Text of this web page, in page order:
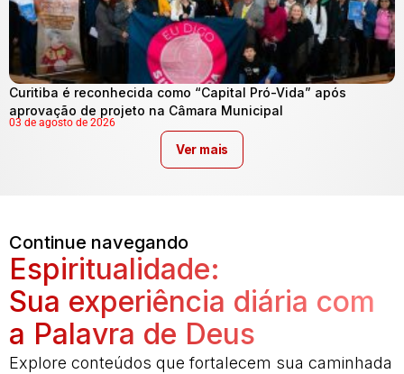
Curitiba é reconhecida como “Capital Pró-Vida” após
aprovação de projeto na Câmara Municipal
03 de agosto de 2026
Ver mais
Continue navegando
Espiritualidade:
Sua experiência diária com
a Palavra de Deus
Explore conteúdos que fortalecem sua caminhada